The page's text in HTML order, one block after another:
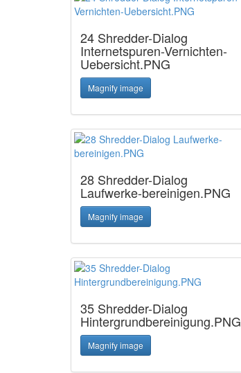
24 Shredder-Dialog
Internetspuren-Vernichten-
Uebersicht.PNG
Magnify image
28 Shredder-Dialog
Laufwerke-bereinigen.PNG
Magnify image
35 Shredder-Dialog
Hintergrundbereinigung.PNG
Magnify image